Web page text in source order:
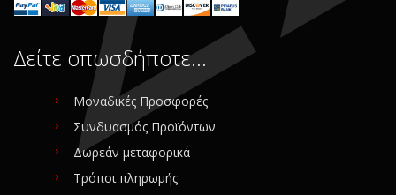
Δείτε οπωσδήποτε…
Μοναδικές Προσφορές
Συνδυασμός Προϊόντων
Δωρεάν μεταφορικά
Τρόποι πληρωμής